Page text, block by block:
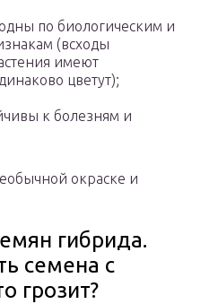
по биологическим и
(всходы
имеют
цветут);
к болезням и
окраске и
гибрида.
семена с
грозит?